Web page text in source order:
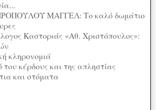
ΜΑΓΓΕΛ: Το καλό δωμάτιο
Καστοριάς «Αθ. Χριστόπουλος»:
κληρονομιά
κέρδους και της απληστίας
και στόματα